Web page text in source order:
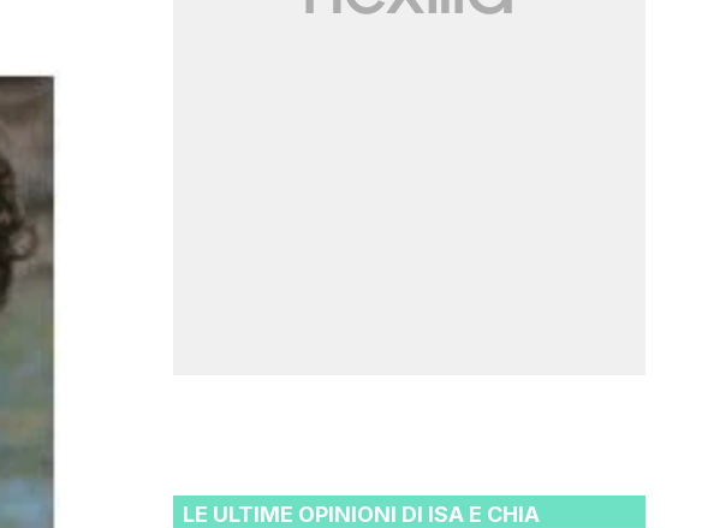
LE ULTIME OPINIONI DI ISA E CHIA